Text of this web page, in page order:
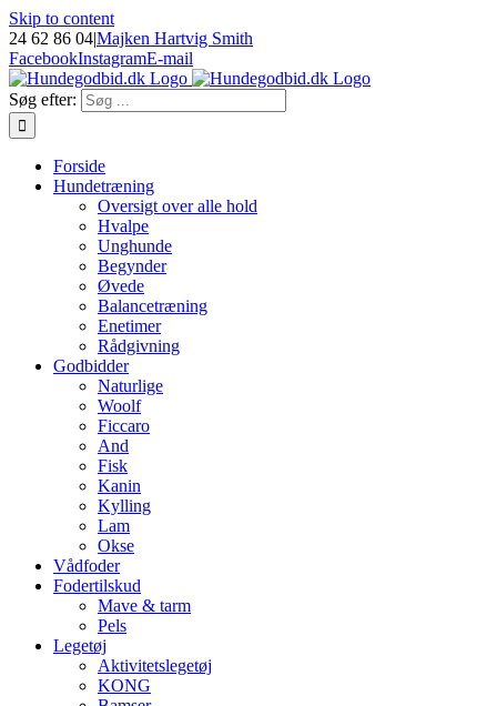
Skip to content
24 62 86 04|Majken Hartvig Smith
FacebookInstagramE-mail
Søg efter:
Forside
Hundetræning
Oversigt over alle hold
Hvalpe
Unghunde
Begynder
Øvede
Balancetræning
Enetimer
Rådgivning
Godbidder
Naturlige
Woolf
Ficcaro
And
Fisk
Kanin
Kylling
Lam
Okse
Vådfoder
Fodertilskud
Mave & tarm
Pels
Legetøj
Aktivitetslegetøj
KONG